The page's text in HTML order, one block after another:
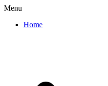
Menu
Home